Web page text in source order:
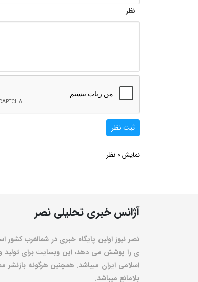
نظر
ثبت نظر
نمایش 0 نظر
آژانس خبری تحلیلی نصر
نصر نیوز اولین پایگاه خبری در شمالغرب
ی را پوشش می دهد، این وبسایت برای تولید و
اسلامی ایران میباشد. همچنین هرگونه بازنشر
بلامانع میباشد.